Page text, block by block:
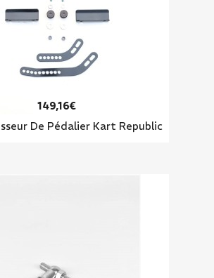
149,16€
De Pédalier Kart Republic